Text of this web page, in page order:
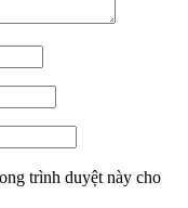
trình duyệt này cho